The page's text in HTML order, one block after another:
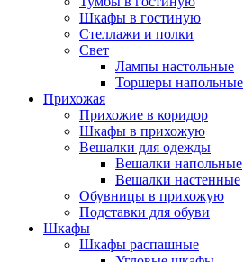
Шкафы в гостиную
Стеллажи и полки
Свет
Лампы настольные
Торшеры напольные
Прихожая
Прихожие в коридор
Шкафы в прихожую
Вешалки для одежды
Вешалки напольные
Вешалки настенные
Обувницы в прихожую
Подставки для обуви
Шкафы
Шкафы распашные